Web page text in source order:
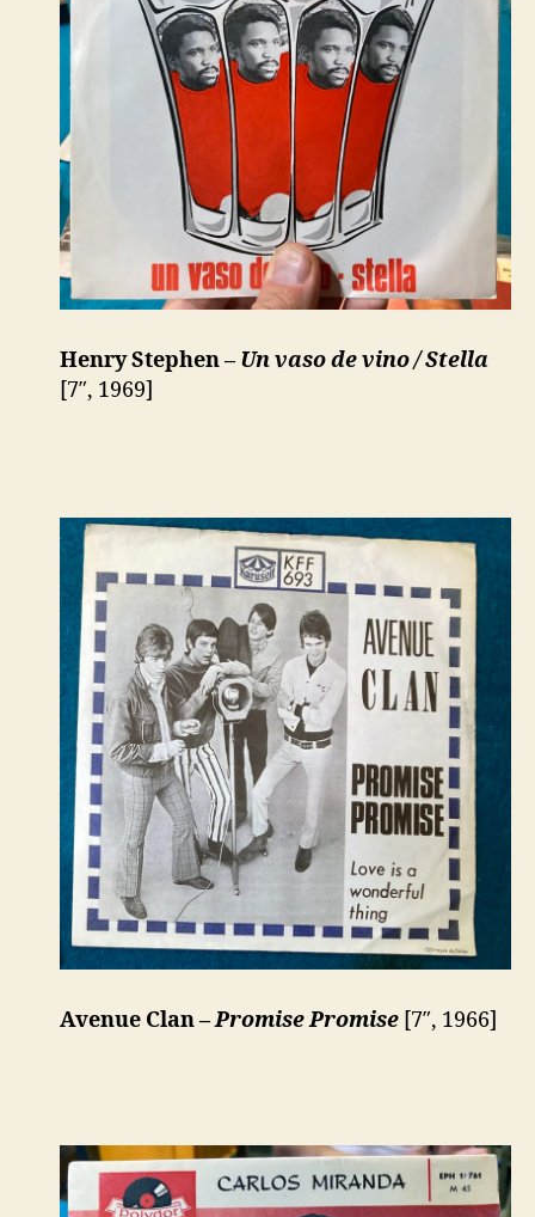
Henry Stephen – Un vaso de vino / Stella
[7″, 1969]
Avenue Clan –Promise Promise [7″, 1966]